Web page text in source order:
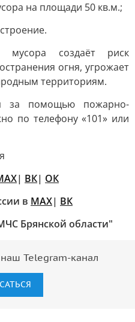
на площади 50 кв.м.;
мусора создаёт риск
огня, угрожает
территориям.
за помощью пожарно-
по телефону «101» или
| ВК| ОК
в MAX| ВК
Брянской области"
Telegram-канал